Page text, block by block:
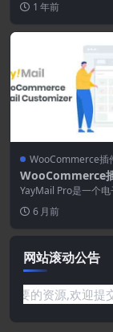
1 年前
WooCommerce插
WooCommerce
ail
展)
YayMail Pro是一个
器 插件，正如“构建器
的那样...
6 月前
网站滚动公告
你需要的资源,